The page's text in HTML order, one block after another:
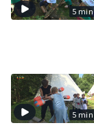
5 min
5 min